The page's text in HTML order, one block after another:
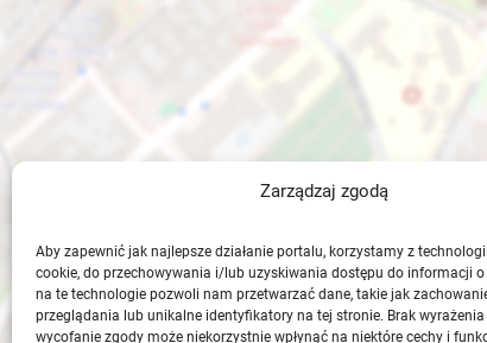
Zarządzaj zgodą
Aby zapewnić jak najlepsze działanie portalu, korzystamy z
cookie, do przechowywania i/lub uzyskiwania dostępu do informacji
na te technologie pozwoli nam przetwarzać dane, takie jak
przeglądania lub unikalne identyfikatory na tej stronie. Brak
wycofanie zgody może niekorzystnie wpłynąć na niektóre cechy i